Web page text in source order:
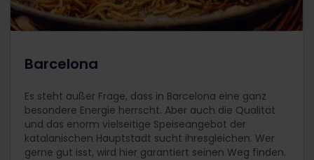
Barcelona
Es steht außer Frage, dass in Barcelona eine ganz
besondere Energie herrscht. Aber auch die Qualität
und das enorm vielseitige Speiseangebot der
katalanischen Hauptstadt sucht ihresgleichen. Wer
gerne gut isst, wird hier garantiert seinen Weg finden.